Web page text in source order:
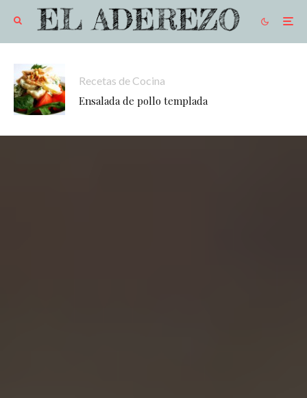
Recetas de Cocina
Ensalada de pollo templada